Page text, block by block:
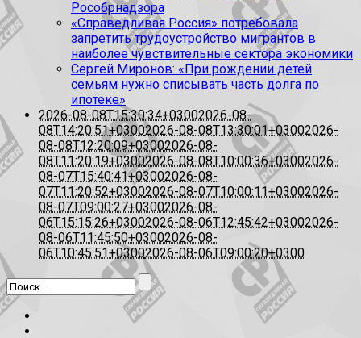
Рособрнадзора
«Справедливая Россия» потребовала
запретить трудоустройство мигрантов в
наиболее чувствительные сектора экономики
Сергей Миронов: «При рождении детей
семьям нужно списывать часть долга по
ипотеке»
2026-08-08T15:30:34+03002026-08-
08T14:20:51+03002026-08-08T13:30:01+03002026-
08-08T12:20:09+03002026-08-
08T11:20:19+03002026-08-08T10:00:36+03002026-
08-07T15:40:41+03002026-08-
07T11:20:52+03002026-08-07T10:00:11+03002026-
08-07T09:00:27+03002026-08-
06T15:15:26+03002026-08-06T12:45:42+03002026-
08-06T11:45:50+03002026-08-
06T10:45:51+03002026-08-06T09:00:20+0300